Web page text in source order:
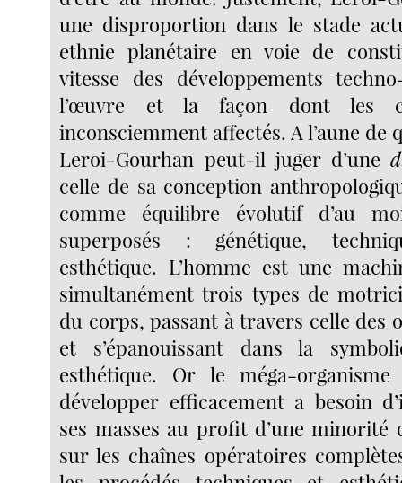
une disproportion dans le stade
ethnie planétaire en voie de
vitesse des développements
l’œuvre et la façon dont les
inconsciemment affectés. A l’aune de
Leroi-Gourhan peut-il juger d’une
celle de sa conception
comme équilibre évolutif d’au
superposés : génétique,
esthétique. L’homme est une
simultanément trois types de
du corps, passant à travers celle des
et s’épanouissant dans la
esthétique. Or le méga-
développer efficacement a besoin
ses masses au profit d’une minorité
sur les chaînes opératoires